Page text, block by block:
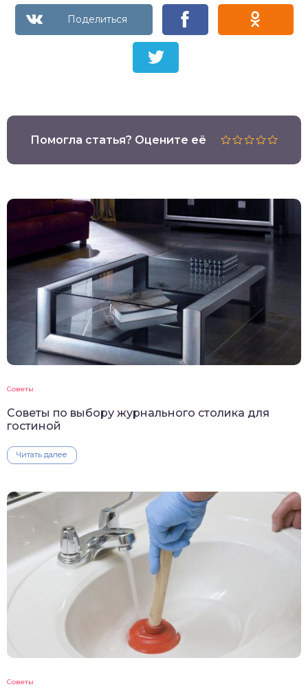
Помогла статья? Оцените её
Советы
Советы по выбору журнального столика для
гостиной
Читать далее
Советы